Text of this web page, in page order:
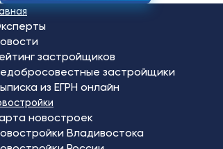
застройщиков
застройщики
из ЕГРН онлайн
новостроек
Владивостока